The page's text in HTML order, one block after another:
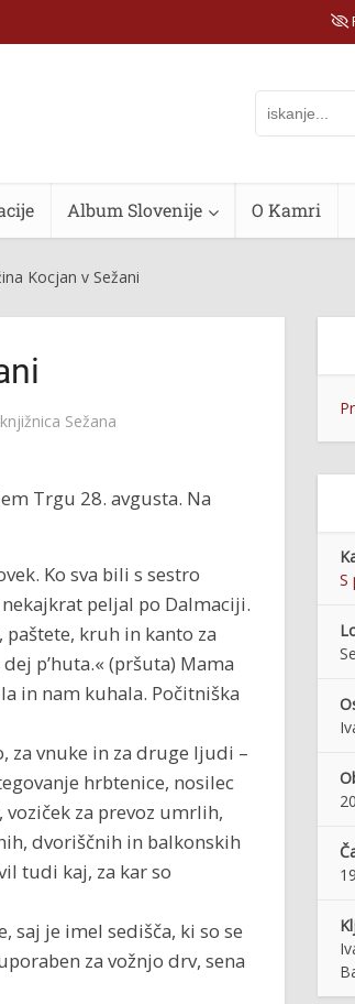
Album Slovenije O Kamri
Kocjan v Sežani
Sežana
Trgu 28. avgusta. Na
Ko sva bili s sestro
peljal po Dalmaciji.
kruh in kanto za
p’huta.« (pršuta) Mama
in nam kuhala. Počitniška
za vnuke in za druge ljudi –
hrbtenice, nosilec
za prevoz umrlih,
dvoriščnih in balkonskih
tudi kaj, za kar so
saj je imel sedišča, ki so se
za vožnjo drv, sena
S